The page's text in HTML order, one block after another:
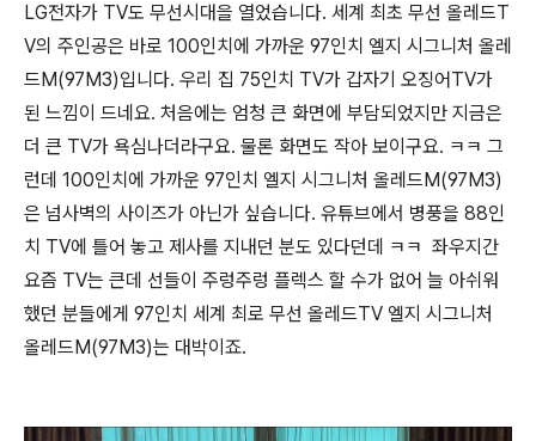
LG전자가 TV도 무선시대을 열었습니다. 세계 최초 무선 올레드T
V의 주인공은 바로 100인치에 가까운 97인치 엘지 시그니처 올레
드M(97M3)입니다. 우리 집 75인치 TV가 갑자기 오징어TV가
된 느낌이 드네요. 처음에는 엄청 큰 화면에 부담되었지만 지금은
더 큰 TV가 욕심나더라구요. 물론 화면도 작아 보이구요. ㅋㅋ 그
런데 100인치에 가까운 97인치 엘지 시그니처 올레드M(97M3)
은 넘사벽의 사이즈가 아닌가 싶습니다. 유튜브에서 병풍을 88인
치 TV에 틀어 놓고 제사를 지내던 분도 있다던데 ㅋㅋ 좌우지간
요즘 TV는 큰데 선들이 주렁주렁 플렉스 할 수가 없어 늘 아쉬워
했던 분들에게 97인치 세계 최로 무선 올레드TV 엘지 시그니처
올레드M(97M3)는 대박이죠.